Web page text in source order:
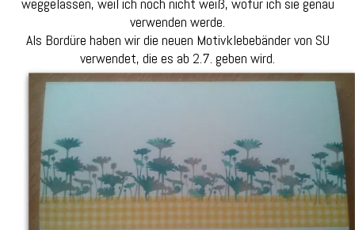
verwenden werde.
Als Bordüre haben wir die neuen Motivklebebänder von SU
verwendet, die es ab 2.7. geben wird.